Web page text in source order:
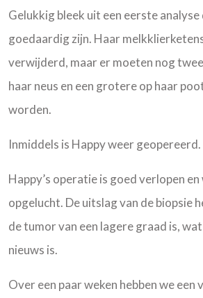
Gelukkig bleek uit een eerste
goedaardig zijn. Haar
verwijderd, maar er moeten nog
haar neus en een grotere op haar
worden.
Inmiddels is Happy weer geopereerd.
Happy’s operatie is goed verlopen
opgelucht. De uitslag van de biopsie
de tumor van een lagere graad is,
nieuws is.
Over een paar weken hebben we